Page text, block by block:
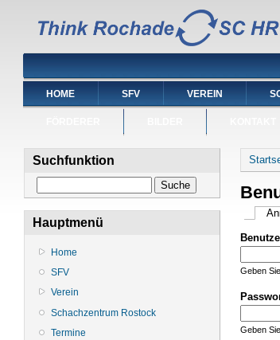
HOME SFV VEREIN
Suchfunktion
Hauptmenü
Home
SFV
Verein
Schachzentrum Rostock
Termine
Sie
Geben
Geben